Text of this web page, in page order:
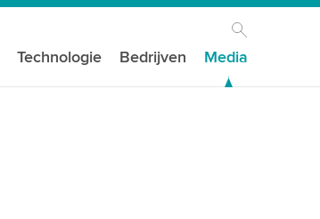
Technologie Bedrijven Media